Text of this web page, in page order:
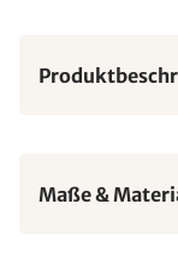
Maße &